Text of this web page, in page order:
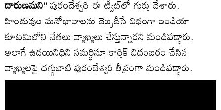
దారుణమని’’పురందేశ్వరి ఈ ట్వీట్‌లో గుర్తు చేశారు.
హిందువుల మనోభావాలను దెబ్బదీసే విధంగా ఇండియా
కూటమిలోని నేతలు వ్యాఖ్యలు చేస్తున్నారని మండిపడ్డారు.
అలాగే ఉదయినిధిని సమర్ధిస్తూ కార్తిక్ చిదంబరం చేసిన
వ్యాఖ్యలపై దగ్గుబాటి పురందేశ్వరి తీవ్రంగా మండిపడ్డారు.